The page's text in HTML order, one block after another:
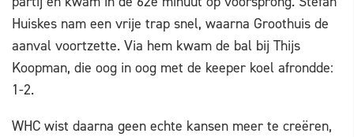
Huiskes nam een vrije trap snel, waarna Groothuis de
aanval voortzette. Via hem kwam de bal bij Thijs
Koopman, die oog in oog met de keeper koel afrondde:
1-2.
WHC wist daarna geen echte kansen meer te creëren,